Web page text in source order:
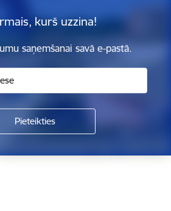
kurš uzzina!
saņemšanai savā e-pastā.